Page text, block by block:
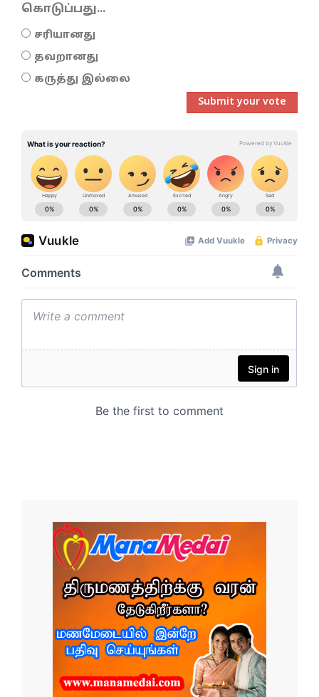
கொடுப்பது...
சரியானது
தவறானது
கருத்து இல்லை
Submit your vote